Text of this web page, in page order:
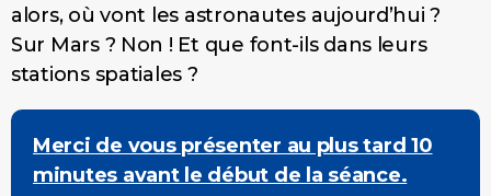
alors, où vont les astronautes aujourd’hui ?
Sur Mars ? Non ! Et que font-ils dans leurs
stations spatiales ?
Merci de vous présenter au plus tard 10
minutes avant le début de la séance.